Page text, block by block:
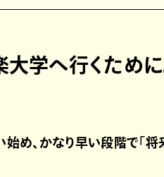
大学へ行くため
め、かなり早い段階で「